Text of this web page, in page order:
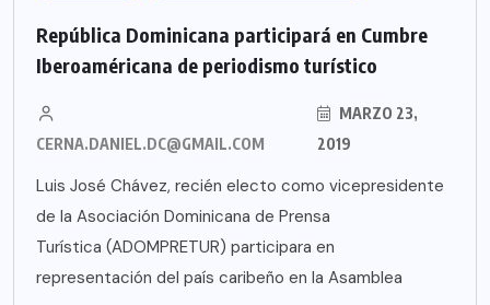
República Dominicana participará en Cumbre
Iberoaméricana de periodismo turístico
CERNA.DANIEL.DC@GMAIL.COM
MARZO 23,
2019
Luis José Chávez, recién electo como vicepresidente
de la Asociación Dominicana de Prensa
Turística (ADOMPRETUR) participara en
representación del país caribeño en la Asamblea